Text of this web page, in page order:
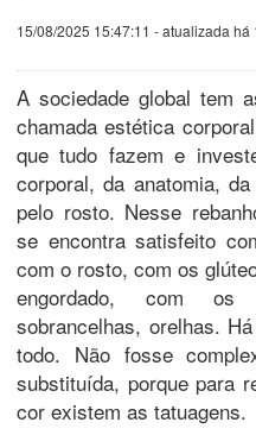
15/08/2025 15:47:11 - atualizada há
A sociedade global tem
chamada estética
que tudo fazem e
corporal, da anatomia,
pelo rosto. Nesse
se encontra satisfeito
com o rosto, com os
engordado, com os
sobrancelhas, orelhas.
todo. Não fosse
substituída, porque para
cor existem as tatuagens.